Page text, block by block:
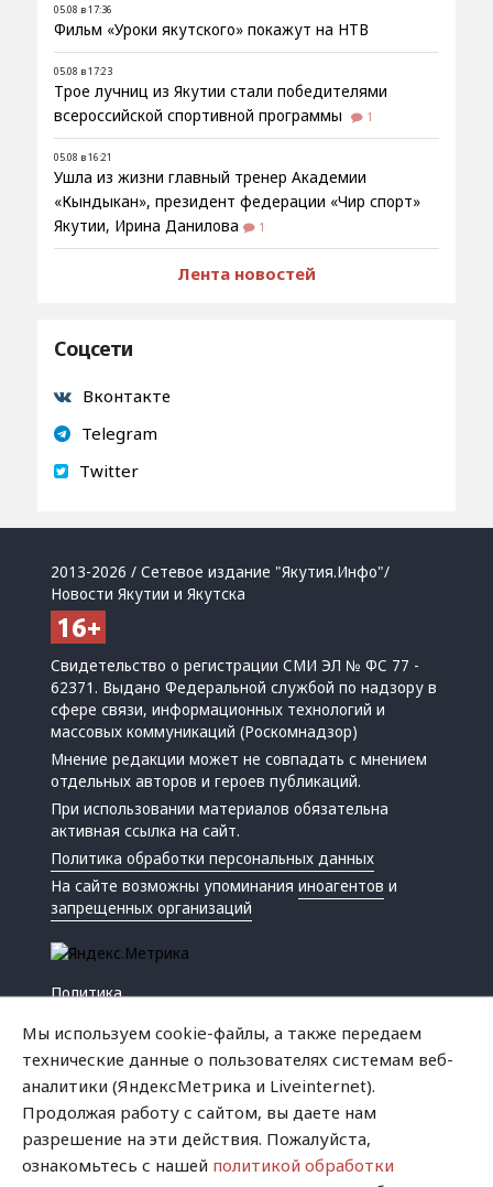
05.08 в 17:36
Фильм «Уроки якутского» покажут на НТВ
05.08 в 17:23
Трое лучниц из Якутии стали победителями
всероссийской спортивной программы
1
05.08 в 16:21
Ушла из жизни главный тренер Академии
«Кындыкан», президент федерации «Чир спорт»
Якутии, Ирина Данилова
1
Лента новостей
Соцсети
Вконтакте
Telegram
Twitter
2013-2026 / Сетевое издание "Якутия.Инфо"/
Новости Якутии и Якутска
Свидетельство о регистрации СМИ ЭЛ № ФС 77 -
62371. Выдано Федеральной службой по надзору в
сфере связи, информационных технологий и
массовых коммуникаций (Роскомнадзор)
Мнение редакции может не совпадать с мнением
отдельных авторов и героев публикаций.
При использовании материалов обязательна
активная ссылка на сайт.
Политика обработки персональных данных
На сайте возможны упоминанияиноагентов и
запрещенных организаций
Политика
Криминал
Мы используем cookie-файлы, а также передаем
технические данные о пользователях системам веб-
аналитики (ЯндексМетрика и Liveinternet).
Продолжая работу с сайтом, вы даете нам
разрешение на эти действия. Пожалуйста,
ознакомьтесь с нашей политикой обработки